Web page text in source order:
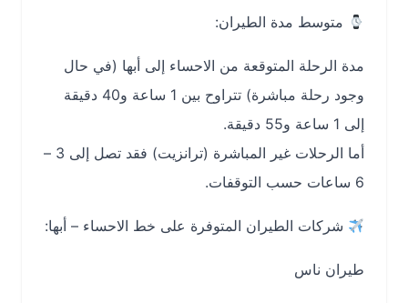
متوسط مدة الطيران:
مدة الرحلة المتوقعة من الاحساء إلى أبها (في حال
وجود رحلة مباشرة) تتراوح بين 1 ساعة و40 دقيقة
أما الرحلات غير المباشرة (ترانزيت) فقد تصل إلى 3 –
شركات الطيران المتوفرة على خط الاحساء – أبها:
طيران ناس